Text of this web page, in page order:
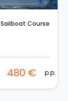
Sailboat Course
480 € p.p.